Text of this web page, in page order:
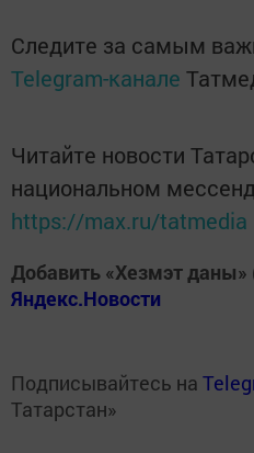
Следите за самым
Telegram-канале
Читайте новости
национальном
https://max.ru/tatmedia
Добавить «Хезмэт даны»
Яндекс.Новости
Подписывайтесь на
Татарстан»